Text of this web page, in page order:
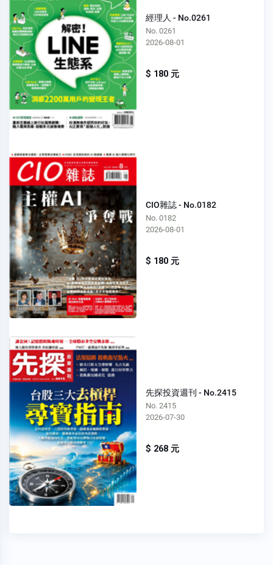
經理人 - No.0261
No. 0261
2026-08-01
$ 180 元
CIO雜誌 - No.0182
No. 0182
2026-08-01
$ 180 元
先探投資週刊 - No.2415
No. 2415
2026-07-30
$ 268 元